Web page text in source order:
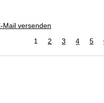
Mail versenden
1 2 3 4 5